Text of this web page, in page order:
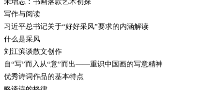
写作与阅读
习近平总书记关于“好好采风”要求的内涵解读
什么是采风
刘江滨谈散文创作
自“写”而入从“意”而出——重识中国画的写意精神
优秀诗词作品的基本特点